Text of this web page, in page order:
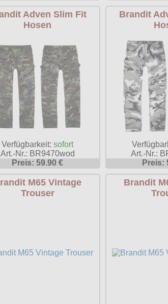
Adven Slim Fit
Hosen
Verfügbarkeit:sofort
Art.-Nr.: BR9470wod
Preis: 59.90 €
Brandit
Art.-Nr.:
Preis:
M65 Vintage
Trouser
Brandit